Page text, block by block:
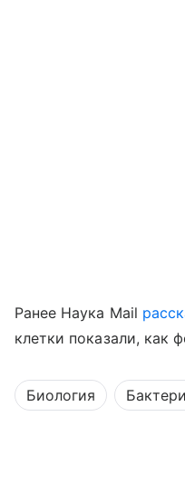
Ранее Наука Mail
клетки показали, как
Биология